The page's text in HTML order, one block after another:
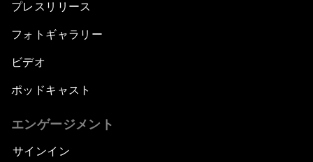
プレスリリース
フォトギャラリー
ビデオ
ポッドキャスト
エンゲージメント
サインイン